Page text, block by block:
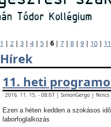
1 | 2 | 3 | 4| 5 | 6 | 7 | 8 | 9 | 10 | 11
Hírek
11. heti
2016. 11. 15. - 08:07 | SimonGergo |
Ezen a héten kedden a szokásos
laborfoglalkozás